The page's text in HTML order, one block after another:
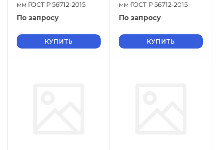
мм ГОСТ Р 56712-2015
По запросу
КУПИТЬ
мм ГОСТ Р 56712-2015
По запросу
КУПИТЬ